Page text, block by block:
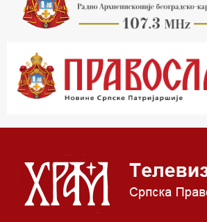
18.30 Врлинослов
19.40 Вечерње молитве
20.00 Вести из Цркве
20.15 Реч Архијереја
00.03 Црквена предавања и трибине
01.03 Српски јерарси